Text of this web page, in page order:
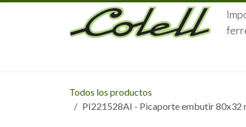
Ir al contenido
Todos los productos
PI221528AI - Picaporte embutir 80x32